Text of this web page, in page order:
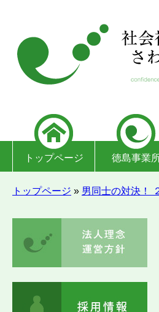
トップページ 徳島事業
トップページ » 男同士の対決！